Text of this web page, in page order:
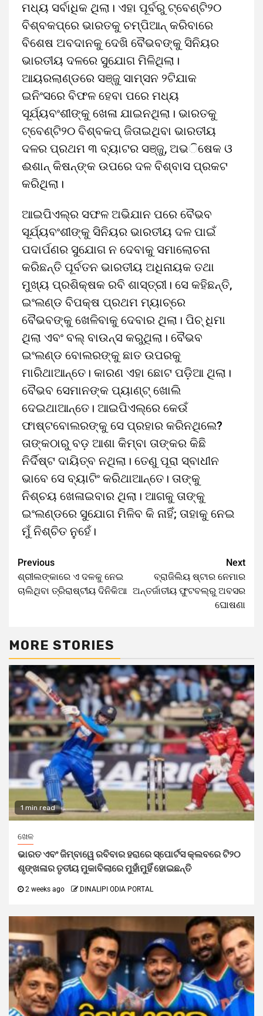
ମଧ୍ୟ ସର୍ବାଧିକ ଥିଲା। ଏହା ପୂର୍ବରୁ ଟ୍ବେଣ୍ଟି୨୦
ବିଶ୍ବକପ୍‌ରେ ଭାରତକୁ ଚମ୍ପିଆନ୍‌ କରିବାରେ
ବିଶେଷ ଅବଦାନକୁ ଦେଖି ବୈଭବଙ୍କୁ ସିନିୟର
ଭାରତୀୟ ଦଳରେ ସୁଯୋଗ ମିଳିଥିଲା।
ଆୟରଲାଣ୍ଡରେ ସଞ୍ଜୁ ସାମ୍‌ସନ ୨ଟିଯାକ
ଇନିଂସରେ ବିଫଳ ହେବା ପରେ ମଧ୍ୟ
ସୂର୍ଯ୍ୟବଂଶୀଙ୍କୁ ଖେଳା ଯାଇନଥିଲା। ଭାରତକୁ
ଟ୍ବେଣ୍ଟି୨୦ ବିଶ୍ବକପ୍‌ ଜିତାଇଥିବା ଭାରତୀୟ
ଦଳର ପ୍ରଥମ ୩ ବ୍ୟାଟର ସଞ୍ଜୁ, ଅଭ​‌ିଷେକ ଓ
ଈଶାନ୍ କିଷନ୍‌ଙ୍କ ଉପରେ ଦଳ ବିଶ୍ବାସ ପ୍ରକଟ
କରିଥିଲା।
ଆଇପିଏଲ୍‌ର ସଫଳ ଅଭିଯାନ ପରେ ବୈଭବ
ସୂର୍ଯ୍ୟବଂଶୀଙ୍କୁ ସିନିୟର ଭାରତୀୟ ଦଳ ପାଇଁ
ପଦାର୍ପଣର ସୁଯୋଗ ନ ଦେବାକୁ ସମାଲୋଚନା
କରିଛନ୍ତି ପୂର୍ବତନ ଭାରତୀୟ ଅଧିନାୟକ ତଥା
ମୁଖ୍ୟ ପ୍ରଶିକ୍ଷକ ରବି ଶାସ୍ତ୍ରୀ। ସେ କହିଛନ୍ତି,
ଇଂଲଣ୍ଡ ବିପକ୍ଷ ପ୍ରଥମ ମ୍ୟାଚ୍‌ରେ
ବୈଭବଙ୍କୁ ଖେଳିବାକୁ ଦେବାର ଥିଲା। ପିଚ୍‌ ଧିମା
ଥିଲା ଏବଂ ବଲ୍‌ ବାଉନ୍‌ସ କରୁଥିଲା। ବୈଭବ
ଇଂଲଣ୍ଡ ବୋଲରଙ୍କୁ ଛାତ ଉପରକୁ
ମାରିଥାଆନ୍ତେ। କାରଣ ଏହା ଛୋଟ ପଡ଼ିଆ ଥିଲା।
ବୈଭବ ସେମାନଙ୍କ ପ୍ୟାଣ୍ଟ୍‌ ଖୋଲି
ଦେଇଥାଆନ୍ତେ। ଆଇପିଏଲ୍‌ରେ କେଉଁ
ଫାଷ୍ଟବୋଲରଙ୍କୁ ସେ ପ୍ରହାର କରିନଥିଲେ?
ତାଙ୍କଠାରୁ ବଡ଼ ଆଶା କିମ୍ବା ତାଙ୍କର କିଛି
ନିର୍ଦିଷ୍ଟ ଦାୟିତ୍ବ ନଥିଲା। ତେଣୁ ପୂରା ସ୍ବାଧୀନ
ଭାବେ ସେ ବ୍ୟାଟିଂ କରିଥାଆନ୍ତେ। ତାଙ୍କୁ
ନିଶ୍ଚୟ ଖେଳାଇବାର ଥିଲା। ଆଗକୁ ତାଙ୍କୁ
ଇଂଲଣ୍ଡରେ ସୁଯୋଗ ମିଳିବ କି ନାହିଁ; ତାହାକୁ ନେଇ
ମୁଁ ନିଶ୍ଚିତ ନୁହେଁ।
Previous
ଶ୍ରୀଲଙ୍କାରେ ଏ ଦଳକୁ ନେଇ
ଚାଲିଥିବା ତ୍ରିରାଷ୍ଟୀୟ ଦିନିକିଆ
Next
ବ୍ରାଜିଲିୟ ଷ୍ଟାର ନେମାର
ଅନ୍ତର୍ଜାତୀୟ ଫୁଟବଲ୍‌ରୁ ଅବସର
ଘୋଷଣା
MORE STORIES
1 min read
ଖେଳ
ଭାରତ ଏବଂ ଜିମ୍ବାୱେ ରବିବାର ହରାରେ ସ୍ପୋର୍ଟସ କ୍ଲବରେ ଟି୨୦
ଶୃଙ୍ଖଳାର ତୃତୀୟ ମୁକାବିଲାରେ ମୁହାଁମୁହିଁ ହୋଇଛନ୍ତି
2 weeks ago DINALIPI ODIA PORTAL